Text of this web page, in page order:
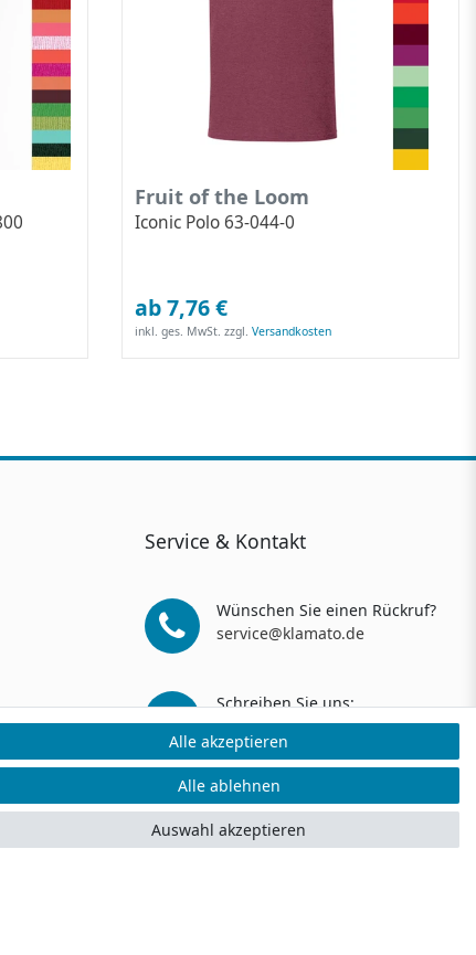
Fruit of the Loom
Iconic Polo 63-044-0
ab 7,76 €
inkl. ges. MwSt. zzgl.Versandkosten
Service & Kontakt
Wünschen Sie einen Rückruf?
service@klamato.de
Schreiben Sie uns:
service@klamato.de
5 Verkaufs- und 3 Bewertungsplattformen
Alle akzeptieren
Alle ablehnen
Auswahl akzeptieren
Alle akzeptieren
Alle ablehnen
Auswahl akzeptieren